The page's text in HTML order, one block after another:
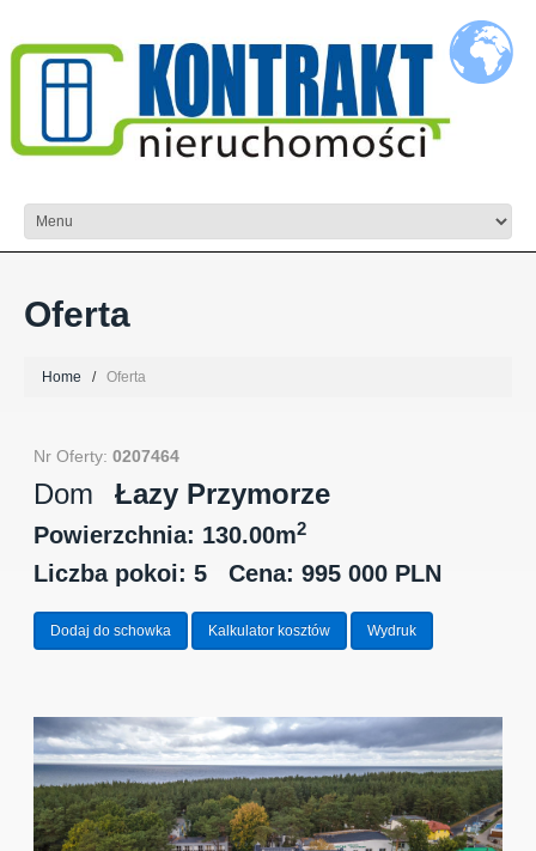
Oferta
Home Oferta
Nr Oferty:0207464
Dom Łazy Przymorze
Powierzchnia: 130.00m2
Liczba pokoi: 5 Cena: 995 000 PLN
Dodaj do schowka Kalkulator kosztów Wydruk